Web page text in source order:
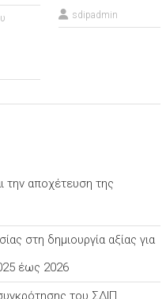
sdipadmin
την αποχέτευση της
στη δημιουργία αξίας για
έως 2026
του ΣΔΙΠ